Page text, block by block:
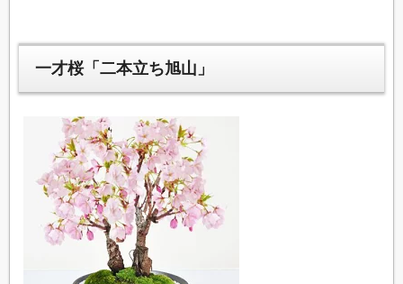
一才桜「二本立ち旭山」